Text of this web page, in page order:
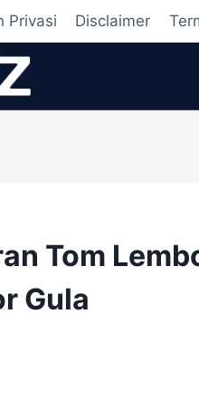
Privasi Disclaimer
Tom
Gula